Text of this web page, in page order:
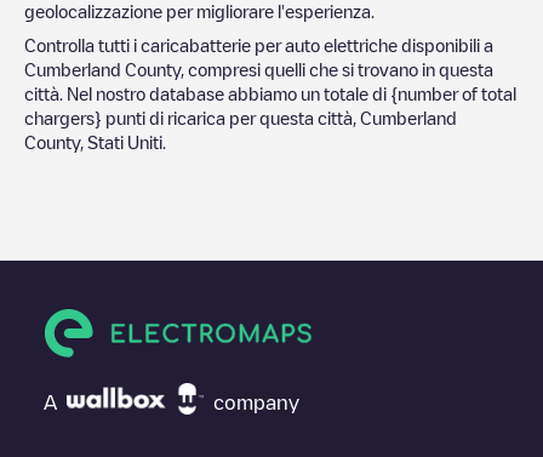
geolocalizzazione per migliorare l'esperienza.
Controlla tutti i caricabatterie per auto elettriche disponibili a
Cumberland County, compresi quelli che si trovano in questa
città. Nel nostro database abbiamo un totale di {number of total
chargers} punti di ricarica per questa città, Cumberland
County, Stati Uniti
A company